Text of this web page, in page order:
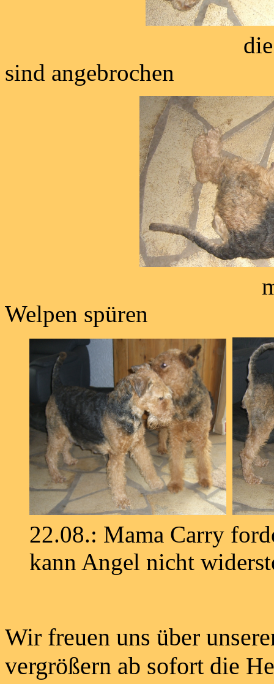
die letzten
sind angebrochen
man kann die
Welpen spüren
22.08.: Mama Carry
kann Angel nicht
Wir freuen uns über
vergrößern ab sofort die